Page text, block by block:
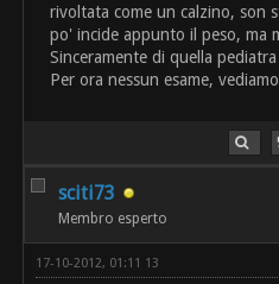
rivoltata come un calzino, son
po' incide appunto il peso, ma
Sinceramente di quella
Per ora nessun esame,
sciti73
Membro esperto
17-10-2012, 01:11 13